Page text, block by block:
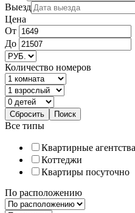
Выезд
Цена
От
До
Количество номеров
Все типы
Квартирные агентства
Коттеджи
Квартиры посуточно
По расположению